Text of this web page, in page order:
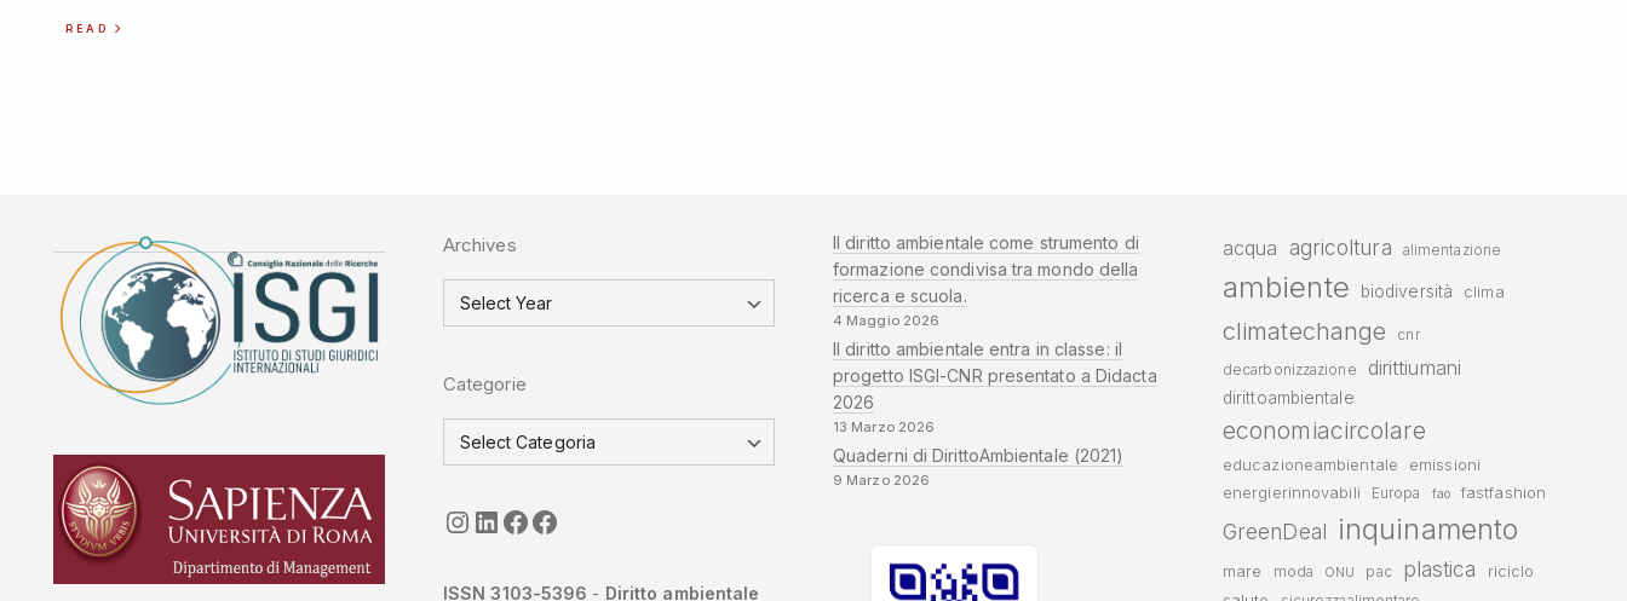
READ
Archives
Categorie
seguici
LinkedIn
ISGI-CNRSapienza
ISSN 3103-5396 - Diritto ambientale
Il diritto ambientale come strumento di
formazione condivisa tra mondo della
ricerca e scuola.
4 Maggio 2026
Il diritto ambientale entra in classe: il
progetto ISGI-CNR presentato a Didacta
2026
13 Marzo 2026
Quaderni di DirittoAmbientale (2021)
9 Marzo 2026
acqua agricoltura alimentazione
ambiente biodiversità clima
climatechange cnr
decarbonizzazione dirittiumani
dirittoambientale
economiacircolare
educazioneambientale
emissioni
energierinnovabili
Europa fao fastfashion
GreenDeal inquinamento
mare moda ONU pac plastica
riciclo